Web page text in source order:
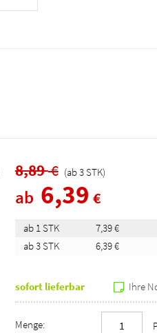
8,89€ (ab3 STK)
ab 6,39 €
ab 1 STK
7,39 €
ab 3 STK
6,39 €
sofort lieferbar Ihre
Menge: